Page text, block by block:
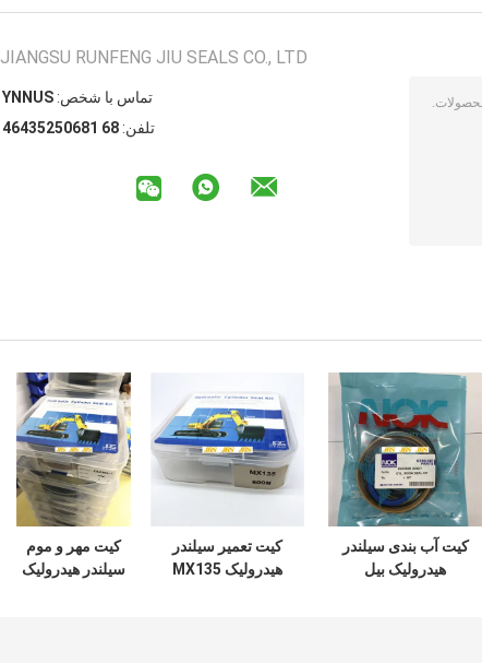
JIANGSU RUNFENG JIU SEALS CO., LTD.
تماس با شخص: SUNNY
تلفن: 86 18605253464
کیت آب بندی سیلندر
هیدرولیک بیل
کیت تعمیر سیلندر
هیدرولیک MX135
کیت مهر و موم
سیلندر هیدرولیک